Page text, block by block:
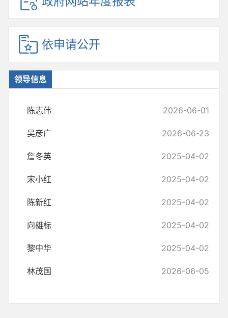
依申请公开
领导信息
陈志伟 2026-06-01
吴彦广 2026-06-23
詹冬英 2025-04-02
宋小红 2025-04-02
陈新红 2025-04-02
向雄标 2025-04-02
黎中华 2025-04-02
林茂国 2026-06-05